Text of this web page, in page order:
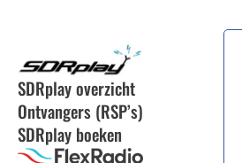
SDRplay overzicht
Ontvangers (RSP’s)
SDRplay boeken